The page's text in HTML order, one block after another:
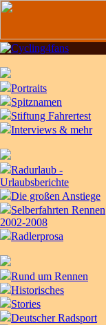
Portraits
Spitznamen
Stiftung Fahrertest
Interviews & mehr
Radurlaub -
Urlaubsberichte
Die großen Anstiege
Selberfahrten Rennen
2002-2008
Radlerprosa
Rund um Rennen
Historisches
Stories
Deutscher Radsport